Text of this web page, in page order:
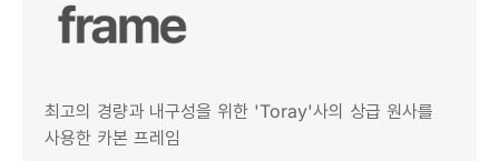
최고의 경량과 내구성을 위한 'Toray'사의 상급 원사를
사용한 카본 프레임